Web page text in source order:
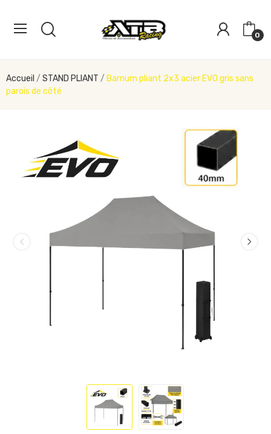
0
Accueil STAND PLIANT
Barnum pliant 2x3 acier EVO gris sans
parois de côté